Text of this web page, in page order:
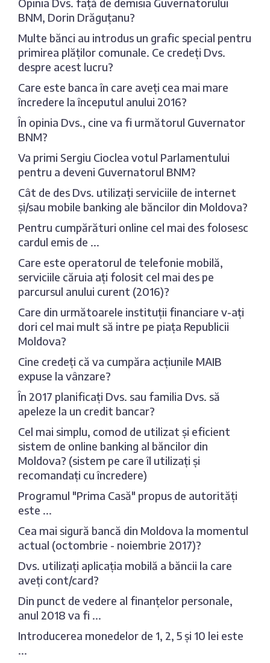
BNM, Dorin Drăguțanu?
Multe bănci au introdus un grafic special pentru
primirea plăților comunale. Ce credeți Dvs.
despre acest lucru?
Care este banca în care aveți cea mai mare
încredere la începutul anului 2016?
În opinia Dvs., cine va fi următorul Guvernator
BNM?
Va primi Sergiu Cioclea votul Parlamentului
pentru a deveni Guvernatorul BNM?
Cât de des Dvs. utilizați serviciile de internet
și/sau mobile banking ale băncilor din Moldova?
Pentru cumpărături online cel mai des folosesc
cardul emis de ...
Care este operatorul de telefonie mobilă,
serviciile căruia ați folosit cel mai des pe
parcursul anului curent (2016)?
Care din următoarele instituții financiare v-ați
dori cel mai mult să intre pe piața Republicii
Moldova?
Cine credeți că va cumpăra acțiunile MAIB
expuse la vânzare?
În 2017 planificați Dvs. sau familia Dvs. să
apeleze la un credit bancar?
Cel mai simplu, comod de utilizat și eficient
sistem de online banking al băncilor din
Moldova? (sistem pe care îl utilizați și
recomandați cu încredere)
Programul "Prima Casă" propus de autorități
este ...
Cea mai sigură bancă din Moldova la momentul
actual (octombrie - noiembrie 2017)?
Dvs. utilizați aplicația mobilă a băncii la care
aveți cont/card?
Din punct de vedere al finanțelor personale,
anul 2018 va fi ...
Introducerea monedelor de 1, 2, 5 și 10 lei este
...